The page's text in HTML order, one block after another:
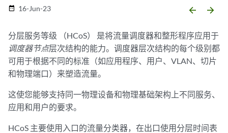
date_range 16-Jun-23 arrow_backward arrow_forward
分层服务等级 （HCoS） 是将流量调度器和整形程序应用于
调度器节点层次结构的能力。调度器层次结构的每个级别都
可用于根据不同的标准（如应用程序、用户、VLAN、切片
和物理端口）来塑造流量。
这使您能够支持同一物理设备和物理基础架构上不同服务、
应用和用户的要求。
HCoS 主要使用入口的流量分类器，在出口使用分层时间表